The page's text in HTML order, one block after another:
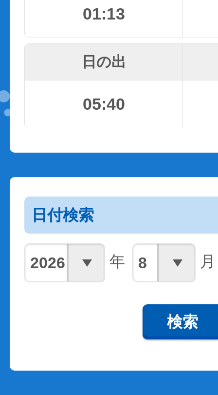
01:13
日の出
05:40
日付検索
年 月
検索